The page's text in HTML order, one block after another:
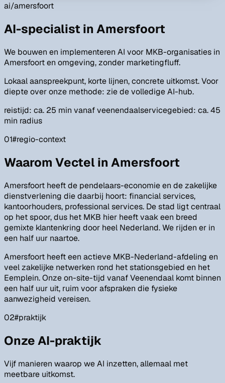
ai/amersfoort
AI-specialist in Amersfoort
We bouwen en implementeren AI voor MKB-organisaties in
Amersfoort en omgeving, zonder marketingfluff.
Lokaal aanspreekpunt, korte lijnen, concrete uitkomst. Voor
diepte over onze methode: zie de volledige AI-hub.
reistijd: ca. 25 min vanaf veenendaalservicegebied: ca. 45
min radius
01#regio-context
Waarom Vectel in Amersfoort
Amersfoort heeft de pendelaars-economie en de zakelijke
dienstverlening die daarbij hoort: financial services,
kantoorhouders, professional services. De stad ligt centraal
op het spoor, dus het MKB hier heeft vaak een breed
gemixte klantenkring door heel Nederland. We rijden er in
een half uur naartoe.
Amersfoort heeft een actieve MKB-Nederland-afdeling en
veel zakelijke netwerken rond het stationsgebied en het
Eemplein. Onze on-site-tijd vanaf Veenendaal komt binnen
een half uur uit, ruim voor afspraken die fysieke
aanwezigheid vereisen.
02#praktijk
Onze AI-praktijk
Vijf manieren waarop we AI inzetten, allemaal met
meetbare uitkomst.